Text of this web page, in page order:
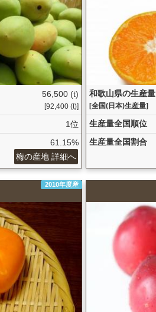
56,500 (t)
[92,400 (t)]
1位
61.15%
梅の産地 詳細へ
和歌山県の生産量
[全国(日本)生産量]
生産量全国順位
生産量全国割合
2010年度産